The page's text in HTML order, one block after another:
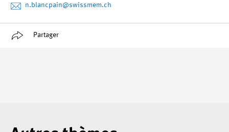
n.blancpain@swissmem.ch
Partager